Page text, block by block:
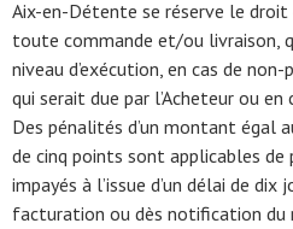
Aix-en-Détente se réserve le droit
toute commande et/ou livraison,
niveau d’exécution, en cas de
qui serait due par l’Acheteur ou en
Des pénalités d’un montant égal
de cinq points sont applicables
impayés à l’issue d’un délai de
facturation ou dès notification du